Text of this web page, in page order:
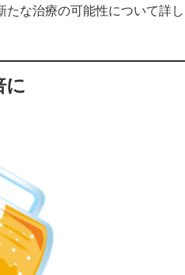
な治療の可能性について詳し
に